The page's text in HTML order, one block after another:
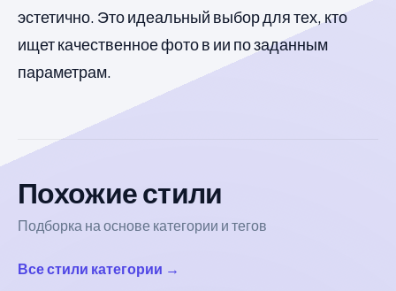
эстетично. Это идеальный выбор для тех, кто
ищет качественное фото в ии по заданным
параметрам.
Похожие стили
Подборка на основе категории и тегов
Все стили категории →